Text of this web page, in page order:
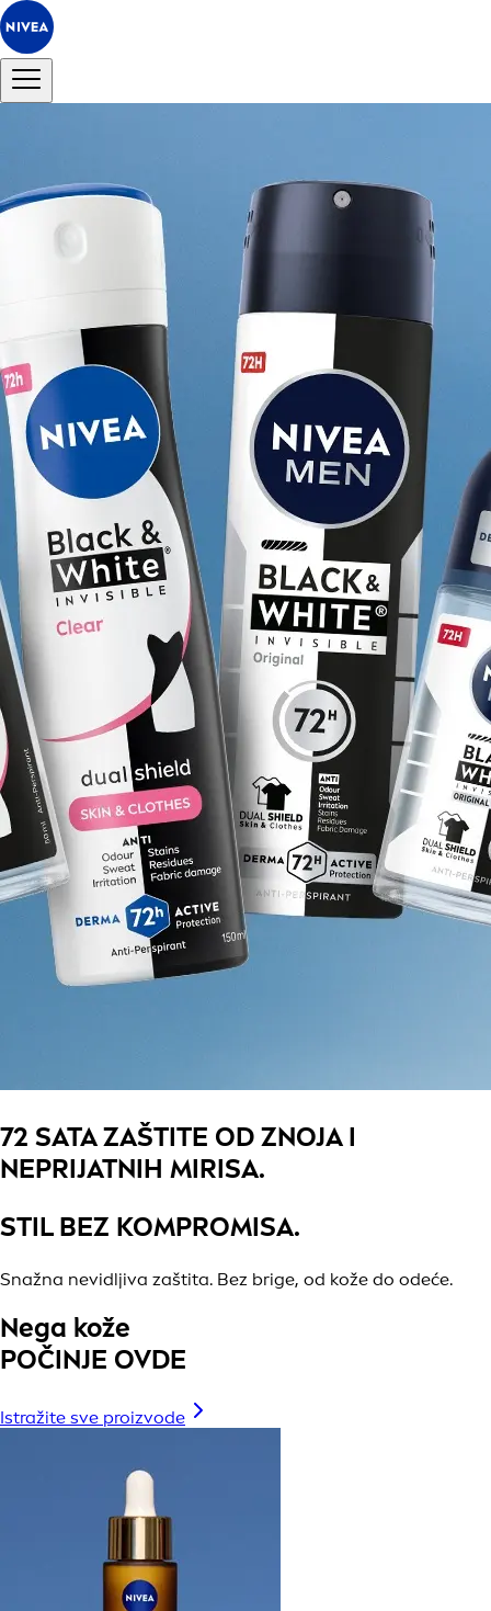
72 SATA ZAŠTITE OD ZNOJA I
NEPRIJATNIH MIRISA.
STIL BEZ KOMPROMISA.
Snažna nevidljiva zaštita. Bez brige, od kože do odeće.
Nega kože
POČINJE OVDE
Istražite sve proizvode